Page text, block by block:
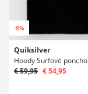
-8%
Quiksilver
Hoody Surfové poncho
€ 59,95 € 54,95